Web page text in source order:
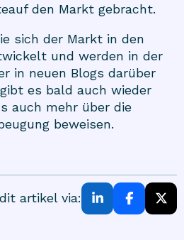
auf den Markt gebracht.
sich der Markt in den
und werden in der
in neuen Blogs darüber
es bald auch wieder
auch mehr über die
beweisen.
artikel via: